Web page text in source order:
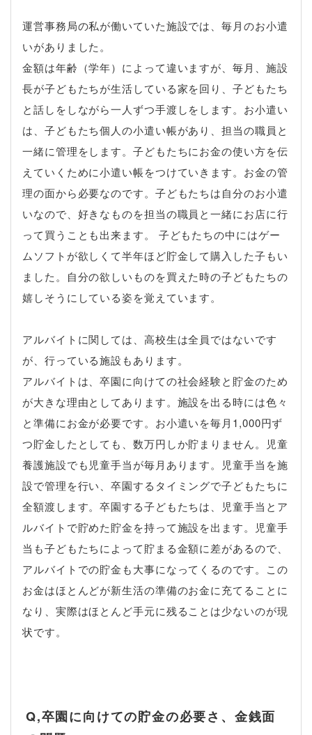
運営事務局の私が働いていた施設では、毎月のお小遣
いがありました。
金額は年齢（学年）によって違いますが、毎月、施設
長が子どもたちが生活している家を回り、子どもたち
と話しをしながら一人ずつ手渡しをします。お小遣い
は、子どもたち個人の小遣い帳があり、担当の職員と
一緒に管理をします。子どもたちにお金の使い方を伝
えていくために小遣い帳をつけていきます。お金の管
理の面から必要なのです。子どもたちは自分のお小遣
いなので、好きなものを担当の職員と一緒にお店に行
って買うことも出来ます。 子どもたちの中にはゲー
ムソフトが欲しくて半年ほど貯金して購入した子もい
ました。自分の欲しいものを買えた時の子どもたちの
嬉しそうにしている姿を覚えています。
アルバイトに関しては、高校生は全員ではないです
が、行っている施設もあります。
アルバイトは、卒園に向けての社会経験と貯金のため
が大きな理由としてあります。施設を出る時には色々
と準備にお金が必要です。お小遣いを毎月1,000円ず
つ貯金したとしても、数万円しか貯まりません。児童
養護施設でも児童手当が毎月あります。児童手当を施
設で管理を行い、卒園するタイミングで子どもたちに
全額渡します。卒園する子どもたちは、児童手当とア
ルバイトで貯めた貯金を持って施設を出ます。児童手
当も子どもたちによって貯まる金額に差があるので、
アルバイトでの貯金も大事になってくるのです。この
お金はほとんどが新生活の準備のお金に充てることに
なり、実際はほとんど手元に残ることは少ないのが現
状です。
Q,卒園に向けての貯金の必要さ、金銭面